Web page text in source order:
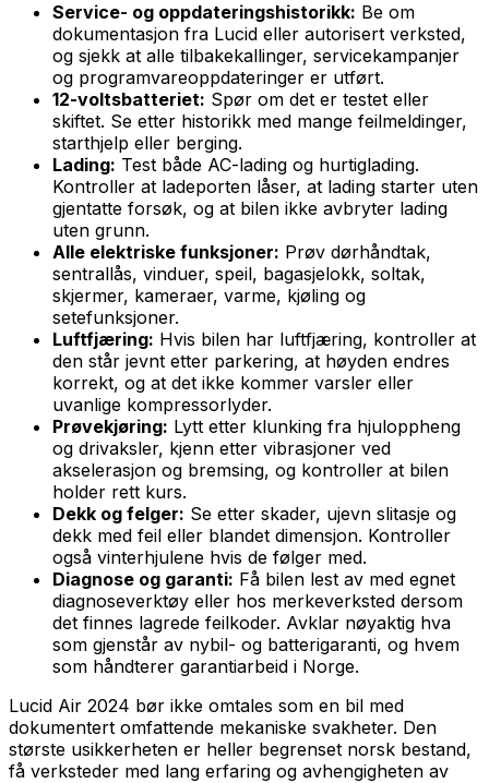
Service- og oppdateringshistorikk: Be om
dokumentasjon fra Lucid eller autorisert verksted,
og sjekk at alle tilbakekallinger, servicekampanjer
og programvareoppdateringer er utført.
12-voltsbatteriet: Spør om det er testet eller
skiftet. Se etter historikk med mange feilmeldinger,
starthjelp eller berging.
Lading: Test både AC-lading og hurtiglading.
Kontroller at ladeporten låser, at lading starter uten
gjentatte forsøk, og at bilen ikke avbryter lading
uten grunn.
Alle elektriske funksjoner: Prøv dørhåndtak,
sentrallås, vinduer, speil, bagasjelokk, soltak,
skjermer, kameraer, varme, kjøling og
setefunksjoner.
Luftfjæring: Hvis bilen har luftfjæring, kontroller at
den står jevnt etter parkering, at høyden endres
korrekt, og at det ikke kommer varsler eller
uvanlige kompressorlyder.
Prøvekjøring: Lytt etter klunking fra hjuloppheng
og drivaksler, kjenn etter vibrasjoner ved
akselerasjon og bremsing, og kontroller at bilen
holder rett kurs.
Dekk og felger: Se etter skader, ujevn slitasje og
dekk med feil eller blandet dimensjon. Kontroller
også vinterhjulene hvis de følger med.
Diagnose og garanti: Få bilen lest av med egnet
diagnoseverktøy eller hos merkeverksted dersom
det finnes lagrede feilkoder. Avklar nøyaktig hva
som gjenstår av nybil- og batterigaranti, og hvem
som håndterer garantiarbeid i Norge.
Lucid Air 2024 bør ikke omtales som en bil med
dokumentert omfattende mekaniske svakheter. Den
største usikkerheten er heller begrenset norsk bestand,
få verksteder med lang erfaring og avhengigheten av